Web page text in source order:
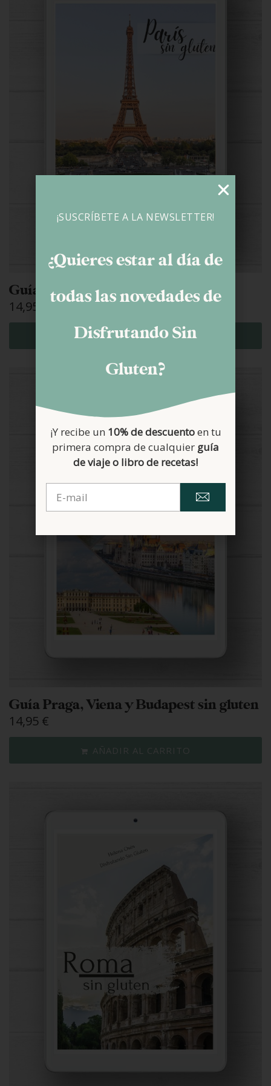
Guía París sin gluten
14,95
AÑADIR AL CARRITO
Guía Praga, Viena y Budapest sin gluten
14,95 €
AÑADIR AL CARRITO
¡SUSCRÍBETE A LA NEWSLETTER!
¿Quieres estar al día de
todas las novedades de
Disfrutando Sin
Gluten?
¡Y recibe un 10% de descuentoen tu
primera compra de cualquier guía
de viaje o libro de recetas!